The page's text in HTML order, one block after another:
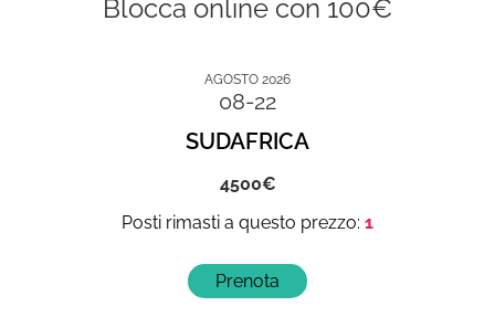
Blocca online con 100€
AGOSTO 2026
08-22
SUDAFRICA
4500
1